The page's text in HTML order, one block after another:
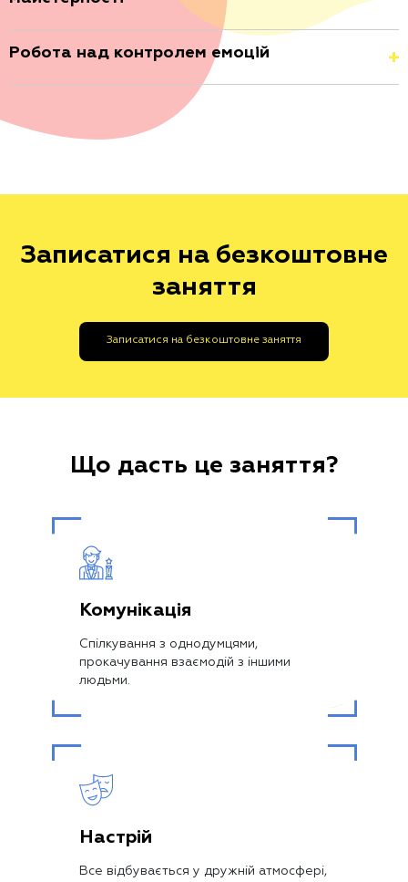
Робота над контролем емоцій
Записатися на безкоштовне
заняття
Записатися на безкоштовне заняття
Що дасть це заняття?
Комунікація
Спілкування з однодумцями,
прокачування взаємодій з іншими
людьми.
Настрій
Все відбувається у дружній атмосфері,